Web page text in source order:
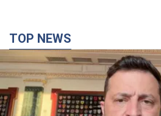
TOP NEWS